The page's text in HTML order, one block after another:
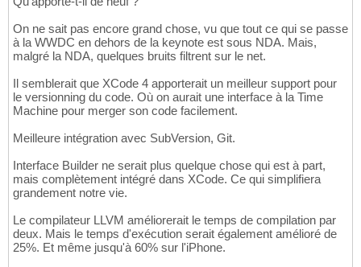
On ne sait pas encore grand chose, vu que tout ce qui se passe
à la WWDC en dehors de la keynote est sous NDA. Mais,
malgré la NDA, quelques bruits filtrent sur le net.
Il semblerait que XCode 4 apporterait un meilleur support pour
le versionning du code. Où on aurait une interface à la Time
Machine pour merger son code facilement.
Meilleure intégration avec SubVersion, Git.
Interface Builder ne serait plus quelque chose qui est à part,
mais complètement intégré dans XCode. Ce qui simplifiera
grandement notre vie.
Le compilateur LLVM améliorerait le temps de compilation par
deux. Mais le temps d'exécution serait également amélioré de
25%. Et même jusqu'à 60% sur l'iPhone.